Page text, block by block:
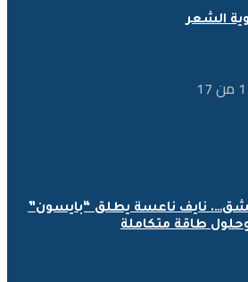
الشعر
1 من17
نايف ناعسة يطلق “بايسون”